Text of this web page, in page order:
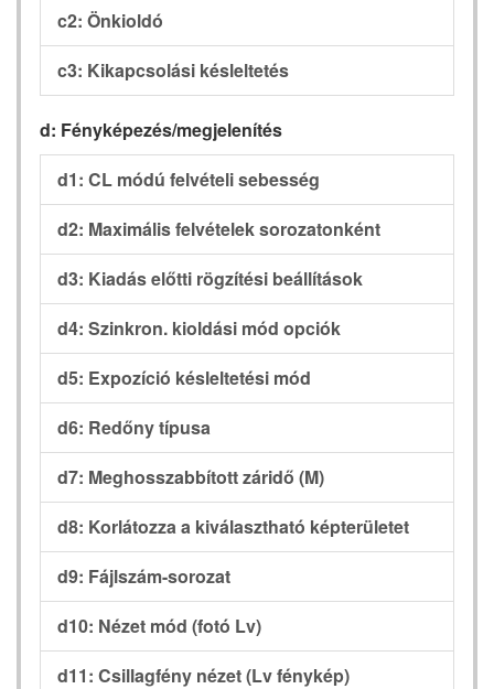
c2: Önkioldó
c3: Kikapcsolási késleltetés
d: Fényképezés/megjelenítés
d1: CL módú felvételi sebesség
d2: Maximális felvételek sorozatonként
d3: Kiadás előtti rögzítési beállítások
d4: Szinkron. kioldási mód opciók
d5: Expozíció késleltetési mód
d6: Redőny típusa
d7: Meghosszabbított záridő (M)
d8: Korlátozza a kiválasztható képterületet
d9: Fájlszám-sorozat
d10: Nézet mód (fotó Lv)
d11: Csillagfény nézet (Lv fénykép)